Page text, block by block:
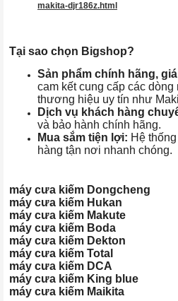
makita-djr186z.html
Tại sao chọn Bigshop?
Sản phẩm chính hãng,
cam kết cung cấp các
thương hiệu uy tín như
Dịch vụ khách hàng
và bảo hành chính hãng.
Mua sắm tiện lợi: Hệ
hàng tận nơi nhanh chóng.
máy cưa kiếm Dongcheng
máy cưa kiếm Hukan
máy cưa kiếm Makute
máy cưa kiếm Boda
máy cưa kiếm Dekton
máy cưa kiếm Total
máy cưa kiếm DCA
máy cưa kiếm King blue
máy cưa kiếm Maikita